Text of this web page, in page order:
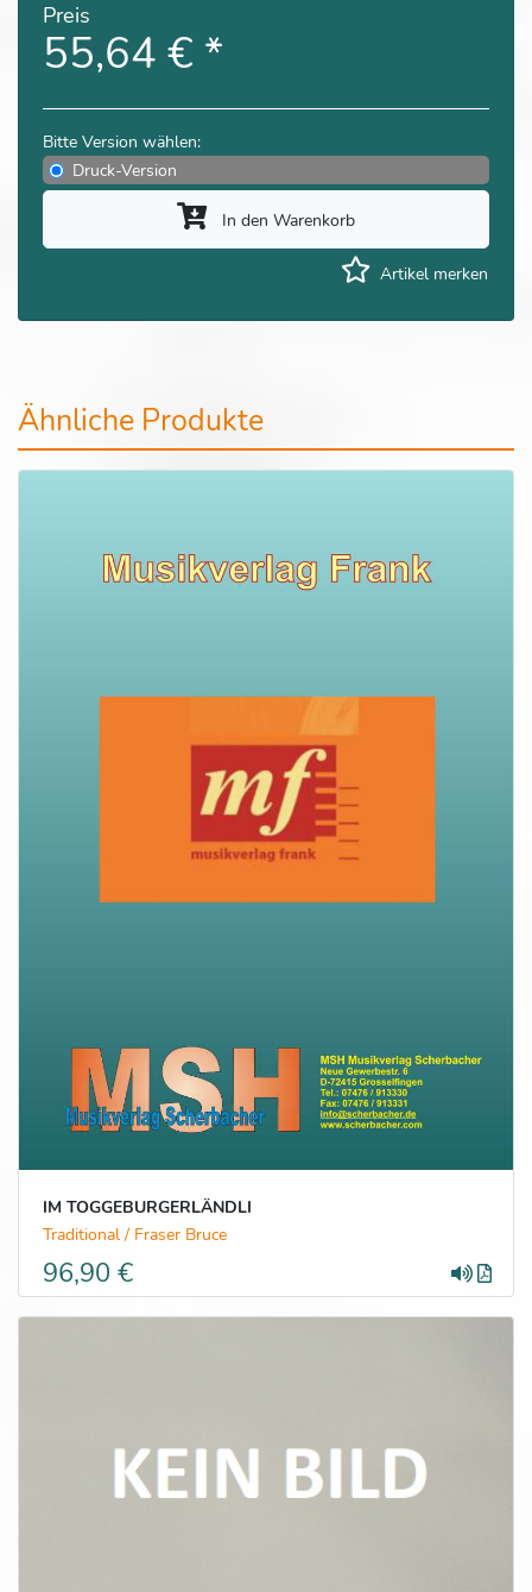
Preis
55,64 € *
Bitte Version wählen:
Druck-Version
In den Warenkorb
Artikel merken
Ähnliche Produkte
IM TOGGEBURGERLÄNDLI
Traditional / Fraser Bruce
96,90 €